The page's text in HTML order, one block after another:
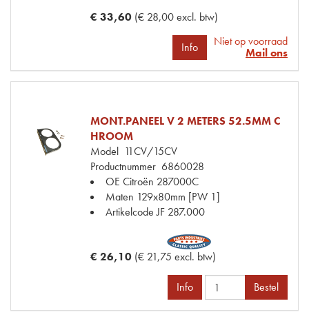
€ 33,60 (€ 28,00 excl. btw)
Info
Niet op voorraad
Mail ons
MONT.PANEEL V 2 METERS 52.5MM C
HROOM
Model 11CV/15CV
Productnummer 6860028
OE Citroën 287000C
Maten 129x80mm [PW 1]
Artikelcode JF 287.000
€ 26,10 (€ 21,75 excl. btw)
Info Bestel